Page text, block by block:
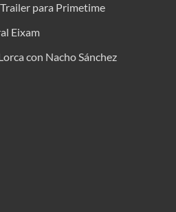
para Primetime
Eixam
con Nacho Sánchez